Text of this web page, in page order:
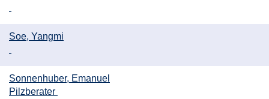
Soe, Yangmi
Sonnenhuber, Emanuel
Pilzberater